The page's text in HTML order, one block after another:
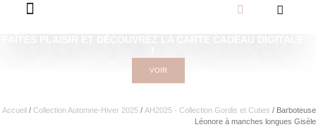
VOIR
Accueil / Collection Automne-Hiver 2025 / AH2025 - Collection Gordis et Cuties / Barboteuse
Léonore à manches longues Gisèle